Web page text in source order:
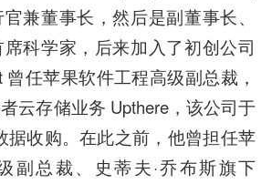
兼董事长，然后是副董事长、
科学家，后来加入了初创公司
曾任苹果软件工程高级副总裁，
云存储业务 Upthere，该公司于
据收购。在此之前，他曾担任苹
副总裁、史蒂夫·乔布斯旗下